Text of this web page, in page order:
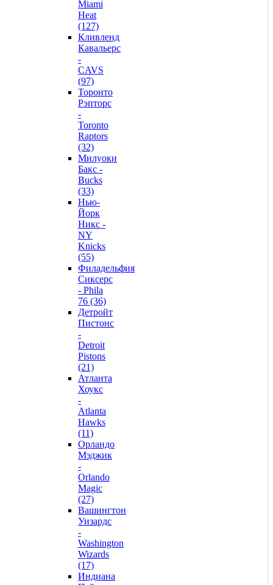
Miami
Heat
(127)
Кливленд
Кавальерс
-
CAVS
(97)
Торонто
Рэпторс
-
Toronto
Raptors
(32)
Милуоки
Бакс -
Bucks
(33)
Нью-
Йорк
Никс -
NY
Knicks
(55)
Филадельфия
Сиксерс
- Phila
76 (36)
Детройт
Пистонс
-
Detroit
Pistons
(21)
Атланта
Хоукс
-
Atlanta
Hawks
(11)
Орландо
Мэджик
-
Orlando
Magic
(27)
Вашингтон
Уизардс
-
Washington
Wizards
(17)
Индиана